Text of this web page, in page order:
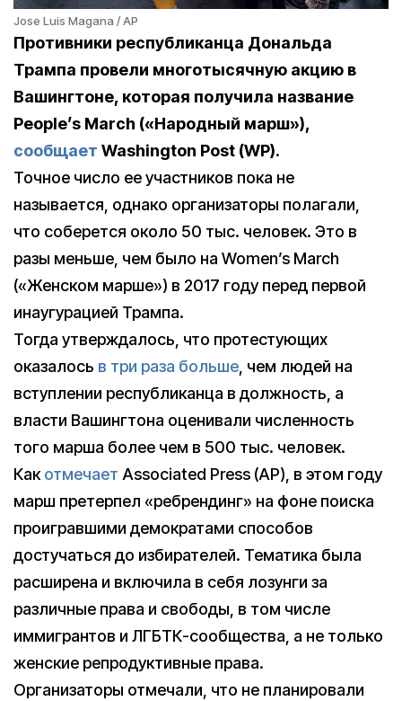
Jose Luis Magana / AP
Противники республиканца Дональда
Трампа провели многотысячную акцию в
Вашингтоне, которая получила название
People’s March («Народный марш»),
сообщает Washington Post (WP).
Точное число ее участников пока не
называется, однако организаторы полагали,
что соберется около 50 тыс. человек. Это в
разы меньше, чем было на Women’s March
(«Женском марше») в 2017 году перед первой
инаугурацией Трампа.
Тогда утверждалось, что протестующих
оказалось в три раза больше, чем людей на
вступлении республиканца в должность, а
власти Вашингтона оценивали численность
того марша более чем в 500 тыс. человек.
Какотмечает Associated Press (AP), в этом году
марш претерпел «ребрендинг» на фоне поиска
проигравшими демократами способов
достучаться до избирателей. Тематика была
расширена и включила в себя лозунги за
различные права и свободы, в том числе
иммигрантов и ЛГБТК-сообщества, а не только
женские репродуктивные права.
Организаторы отмечали, что не планировали